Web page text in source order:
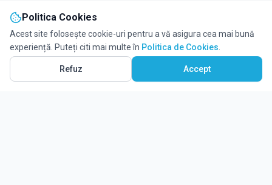
Vezi pe Hartă
Politica Cookies
Acest site folosește cookie-uri pentru a vă asigura cea mai bună
experiență. Puteți citi mai multe în Politica de Cookies
Refuz Accept